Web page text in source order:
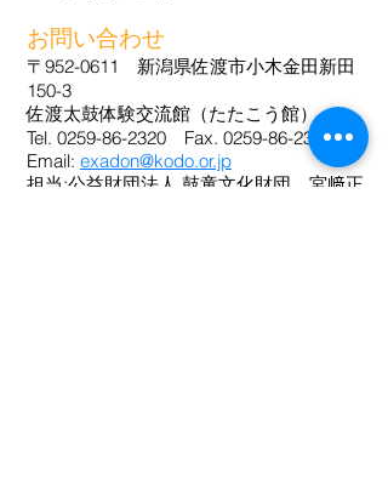
お問い合わせ
〒952-0611 新潟県佐渡市小木金田新田
150-3
佐渡太鼓体験交流館（たたこう館）
Tel. 0259-86-2320 Fax. 0259-86-2385
Email: exadon@kodo.or.jp
担当:公益財団法人 鼓童文化財団 宮﨑正